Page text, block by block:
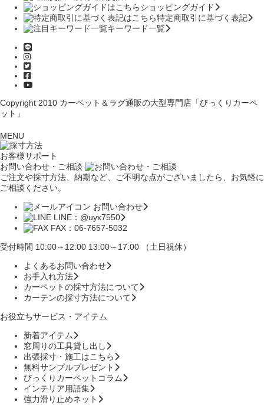
ショッピングガイド
特定商取引に基づく表記
キーワード一覧
Copyright 2010 カーペット＆ラグ通販の大型専門店「びっくりカーペ
ット」
MENU
お客様サポート
お問い合わせ・ご相談
ご注文や採寸方法、納期など、ご不明な点がございましたら、お気軽に
ご相談ください。
お問い合わせ
LINE：@uyx7550
FAX：06-7657-5032
受付時間 10:00～12:00 13:00～17:00 （土日祝休）
よくあるお問い合わせ
お手入れ方法
カーペットの採寸方法について
カーテンの採寸方法について
お役立ちサービス・アイテム
新着アイテム
窓周りの工具貸し出し
出張採寸・施工はこちら
無料サンプルプレゼント
びっくりカーペットコラム
インテリア用語集
強力滑り止めネット